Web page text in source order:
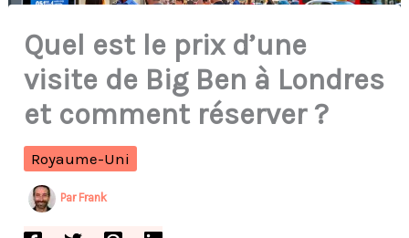
Quel est le prix d’une
visite de Big Ben à Londres
et comment réserver ?
Royaume-Uni
Par Frank